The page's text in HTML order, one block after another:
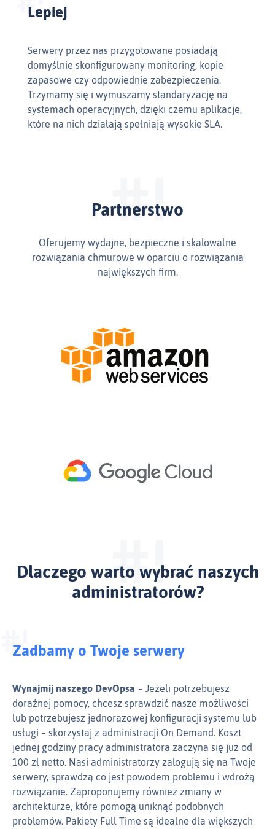
Lepiej
Serwery przez nas przygotowane posiadają
domyślnie skonfigurowany monitoring, kopie
zapasowe czy odpowiednie zabezpieczenia.
Trzymamy się i wymuszamy standaryzację na
systemach operacyjnych, dzięki czemu aplikacje,
które na nich działają spełniają wysokie SLA.
Partnerstwo
Oferujemy wydajne, bezpieczne i skalowalne
rozwiązania chmurowe w oparciu o rozwiązania
największych firm.
Dlaczego warto wybrać naszych
administratorów?
Zadbamy o Twoje serwery
Wynajmij naszego DevOpsa
Jeżeli potrzebujesz
doraźnej pomocy, chcesz sprawdzić nasze możliwości
lub potrzebujesz jednorazowej konfiguracji systemu lub
usługi – skorzystaj z administracji On Demand. Koszt
jednej godziny pracy administratora zaczyna się już od
100 zł netto. Nasi administratorzy zalogują się na Twoje
serwery, sprawdzą co jest powodem problemu i wdrożą
rozwiązanie. Zaproponujemy również zmiany w
architekturze, które pomogą uniknąć podobnych
problemów. Pakiety Full Time są idealne dla większych